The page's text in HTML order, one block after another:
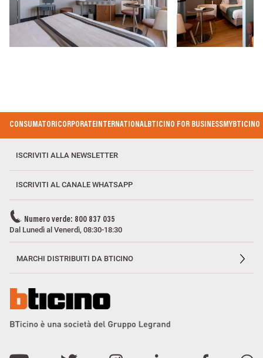
Footer
CONSUMATORICORPORATEINTERNATIONALBTICINO FOR BUSINESSMYBTICINO
ISCRIVITI ALLA NEWSLETTER
ISCRIVITI AL CANALE WHATSAPP
Numero verde: 800 837 035
Dal Lunedì al Venerdì, 08:30-18:30
MARCHI DISTRIBUITI DA BTICINO